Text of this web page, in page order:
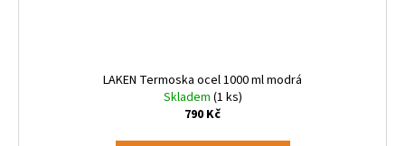
LAKEN Termoska ocel 1000 ml modrá
Skladem (1 ks)
790 Kč